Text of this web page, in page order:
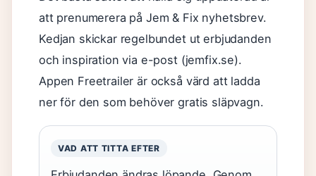
att prenumerera på Jem & Fix nyhetsbrev.
Kedjan skickar regelbundet ut erbjudanden
och inspiration via e-post (jemfix.se).
Appen Freetrailer är också värd att ladda
ner för den som behöver gratis släpvagn.
VAD ATT TITTA EFTER